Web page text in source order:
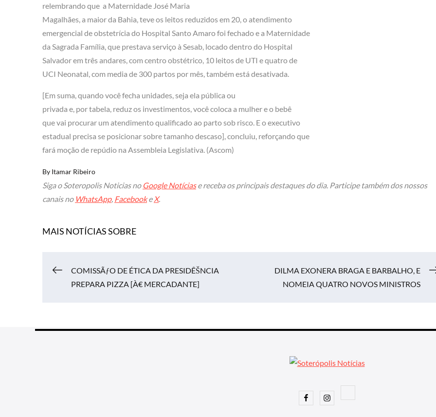
relembrando que a Maternidade José Maria
Magalhães, a maior da Bahia, teve os leitos reduzidos em 20, o atendimento
emergencial de obstetrícia do Hospital Santo Amaro foi fechado e a Maternidade
da Sagrada Família, que prestava serviço à Sesab, locado dentro do Hospital
Salvador em três andares, com centro obstétrico, 10 leitos de UTI e quatro de
UCI Neonatal, com media de 300 partos por mês, também está desativada.
[Em suma, quando você fecha unidades, seja ela pública ou
privada e, por tabela, reduz os investimentos, você coloca a mulher e o bebê
que vai procurar um atendimento qualificado ao parto sob risco. E o executivo
estadual precisa se posicionar sobre tamanho descaso], concluiu, reforçando que
fará moção de repúdio na Assembleia Legislativa. (Ascom)
By Itamar Ribeiro
Siga o Soteropolis Noticias no Google Notíciase receba os principais destaques do dia. Participe também dos nossos
canais no WhatsApp, FacebookeX.
MAIS NOTÍCIAS SOBRE
Navegação
Post
COMISSÃƒO DE ÉTICA DA PRESIDÊŠNCIA
PREPARA PIZZA [À€ MERCADANTE]
DILMA EXONERA BRAGA E BARBALHO, E
NOMEIA QUATRO NOVOS MINISTROS
FacebookInstagram